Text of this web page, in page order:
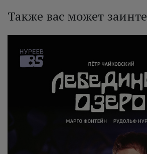
Также вас может